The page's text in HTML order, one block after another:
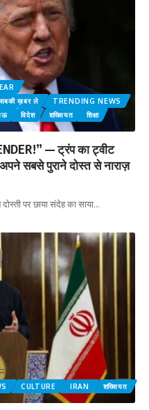
ख़बर ले
TRENDING NEWS
विदेश शख्सियत
शिक्षा
— ट्रंप का ट्वीट
सबसे पुराने दोस्त से नाराज़
पर छाया संदेह का साया…
CULTURE IRAN
शख्सियत